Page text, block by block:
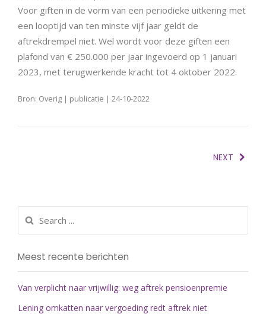
Voor giften in de vorm van een periodieke uitkering met
een looptijd van ten minste vijf jaar geldt de
aftrekdrempel niet. Wel wordt voor deze giften een
plafond van € 250.000 per jaar ingevoerd op 1 januari
2023, met terugwerkende kracht tot 4 oktober 2022.
Bron: Overig | publicatie | 24-10-2022
NEXT
Meest recente berichten
Van verplicht naar vrijwillig: weg aftrek pensioenpremie
Lening omkatten naar vergoeding redt aftrek niet